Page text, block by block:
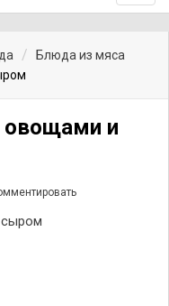
Блюда из мяса
овощами и